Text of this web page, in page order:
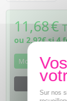
11,68€
ou 2,92€si 4
M'avertir
Sur nos